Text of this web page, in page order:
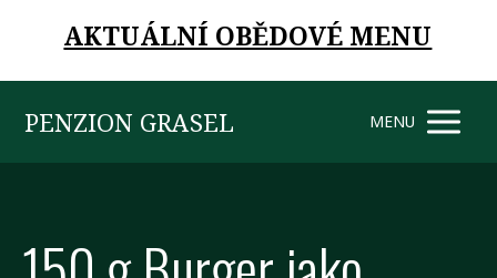
AKTUÁLNÍ OBĚDOVÉ MENU
PENZION GRASEL MENU